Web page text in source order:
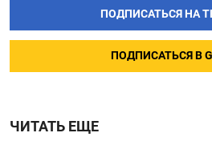
ПОДПИСАТЬСЯ НА
ПОДПИСАТЬСЯ В
ЧИТАТЬ ЕЩЕ